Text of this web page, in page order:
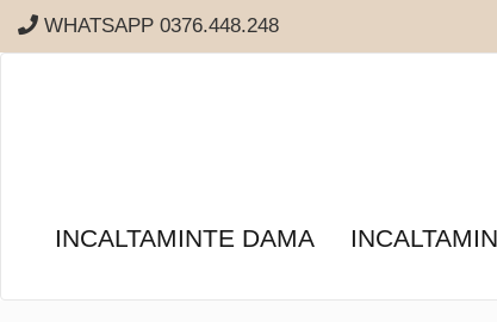
WHATSAPP 0376.448.248
INCALTAMINTE DAMA